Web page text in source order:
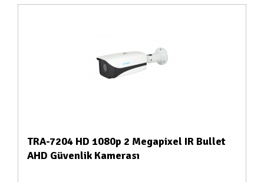
TRA-7204 HD 1080p 2 Megapixel IR Bullet
AHD Güvenlik Kamerası